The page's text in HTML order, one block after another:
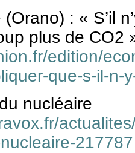
: « S’il
plus de CO2
edition/
que-s-il-n-
nucléaire
217787